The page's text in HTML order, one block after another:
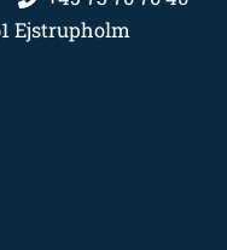
Ejstrupholm